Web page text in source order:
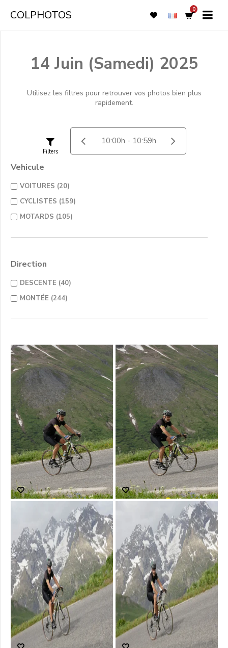
COLPHOTOS 0
14 Juin (Samedi) 2025
Utilisez les filtres pour retrouver vos photos bien plus
rapidement.
Filters
Vehicule
VOITURES (20)
CYCLISTES (159)
MOTARDS (105)
Direction
DESCENTE (40)
MONTÉE (244)